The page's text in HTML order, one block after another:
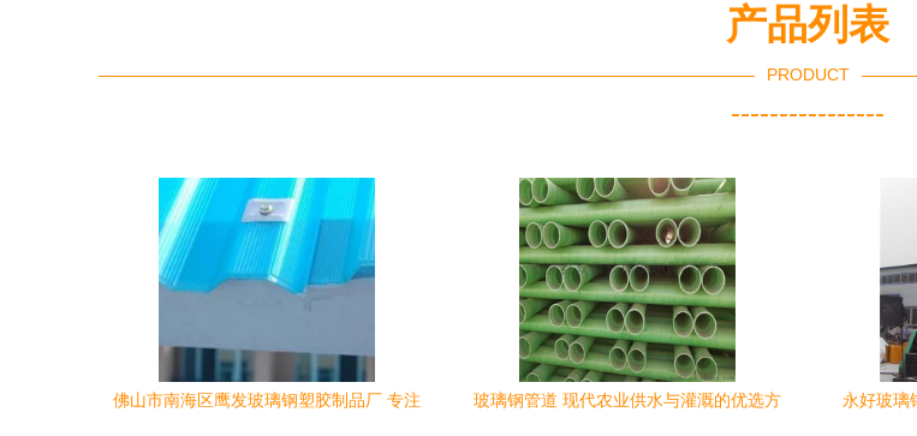
产品列表
PRODUCT
----------------
佛山市南海区鹰发玻璃钢塑胶制品厂 专注
玻璃钢管道 现代农业供水与灌溉的优选方
永好玻璃